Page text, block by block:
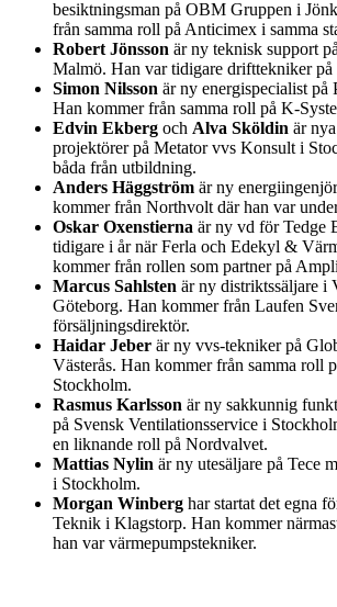
besiktningsman på OBM Gruppen i
från samma roll på Anticimex i samma
Robert Jönsson är ny teknisk support
Malmö. Han var tidigare drifttekniker
Simon Nilsson är ny energispecialist på
Han kommer från samma roll på K-
Edvin Ekberg och Alva Sköldin är
projektörer på Metator vvs Konsult i
båda från utbildning.
Anders Häggström är ny
kommer från Northvolt där han var
Oskar Oxenstierna är ny vd för Tedge
tidigare i år när Ferla och Edekyl &
kommer från rollen som partner på
Marcus Sahlsten är ny distriktssäljare i
Göteborg. Han kommer från Laufen
försäljningsdirektör.
Haidar Jeber är ny vvs-tekniker på
Västerås. Han kommer från samma roll
Stockholm.
Rasmus Karlsson är ny sakkunnig
på Svensk Ventilationsservice i
en liknande roll på Nordvalvet.
Mattias Nylin är ny utesäljare på Tece
i Stockholm.
Morgan Winberg har startat det egna
Teknik i Klagstorp. Han kommer
han var värmepumpstekniker.